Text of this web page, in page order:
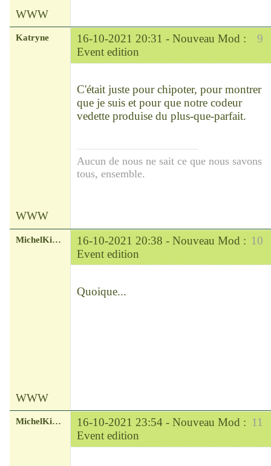
WWW
9
Katryne 16-10-2021 20:31 - Nouveau Mod :
Event edition
C'était juste pour chipoter, pour montrer
que je suis et pour que notre codeur
vedette produise du plus-que-parfait.
Aucun de nous ne sait ce que nous savons
tous, ensemble.
WWW
10
MichelKirsch 16-10-2021 20:38 - Nouveau Mod :
Event edition
Quoique...
WWW
11
MichelKirsch 16-10-2021 23:54 - Nouveau Mod :
Event edition